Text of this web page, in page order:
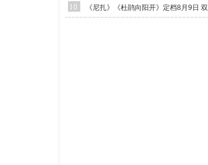
暑期狂欢
唱主题曲《不退！》邀你共赴探案之旅
《尼扎》《杜鹃向阳开》定档8月9日 双